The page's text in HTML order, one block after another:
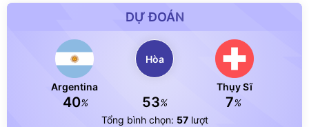
DỰ ĐOÁN
Argentina
Hòa
Thụy Sĩ
40% 53% 7%
Tổng bình chọn: 57lượt